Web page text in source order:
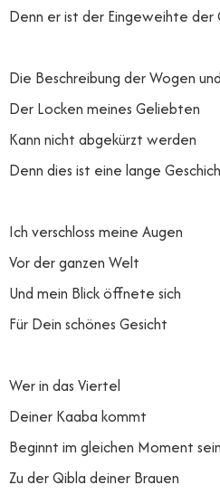
Denn er ist der Eingeweihte der
Die Beschreibung der Wogen
Der Locken meines Geliebten
Kann nicht abgekürzt werden
Denn dies ist eine lange
Ich verschloss meine Augen
Vor der ganzen Welt
Und mein Blick öffnete sich
Für Dein schönes Gesicht
Wer in das Viertel
Deiner Kaaba kommt
Beginnt im gleichen Moment
Zu der Qibla deiner Brauen